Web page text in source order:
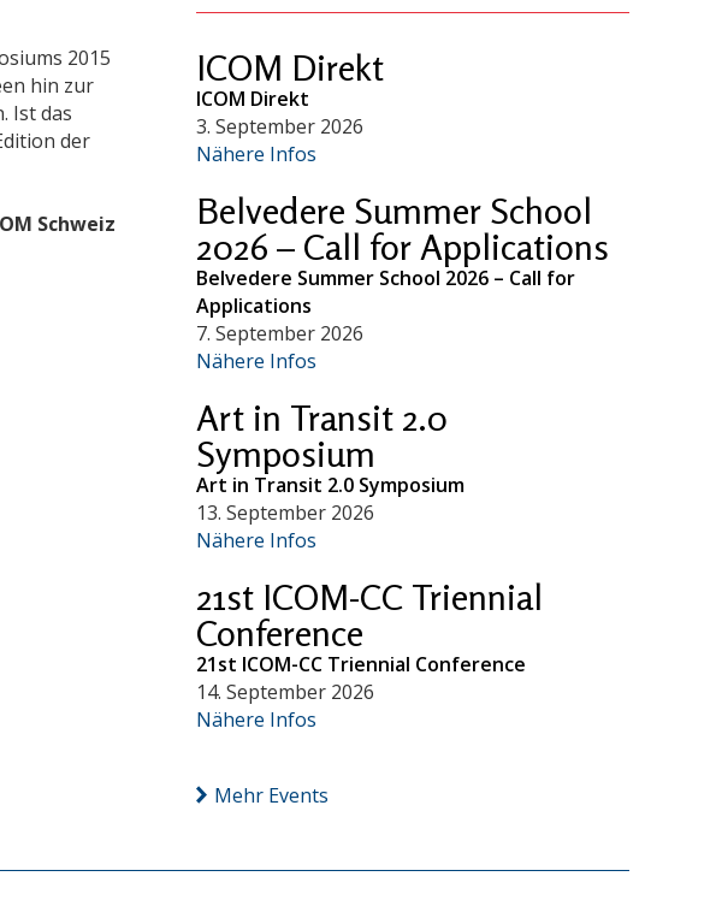
2015
hin zur
Ist das
der
Schweiz
ICOM Direkt
ICOM Direkt
3. September 2026
Nähere Infos
Belvedere Summer School
2026 – Call for Applications
Belvedere Summer School 2026 – Call for
Applications
7. September 2026
Nähere Infos
Art in Transit 2.0
Symposium
Art in Transit 2.0 Symposium
13. September 2026
Nähere Infos
21st ICOM-CC Triennial
Conference
21st ICOM-CC Triennial Conference
14. September 2026
Nähere Infos
Mehr Events